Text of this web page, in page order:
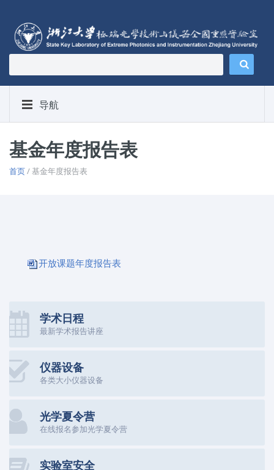
导航
基金年度报告表
首页/ 基金年度报告表
开放课题年度报告表
学术日程
最新学术报告讲座
仪器设备
各类大小仪器设备
光学夏令营
在线报名参加光学夏令营
实验室安全